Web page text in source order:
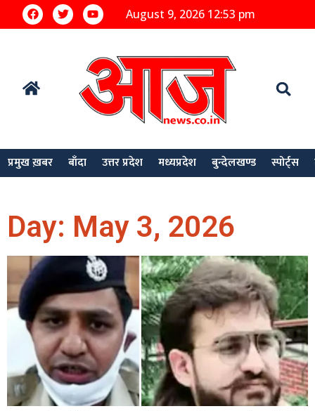
August 9, 2026 12:53 pm
प्रमुख ख़बर बाँदा उत्तर प्रदेश मध्यप्रदेश बुन्देलखण्ड स्पोर्ट्स
Day: May 3, 2026